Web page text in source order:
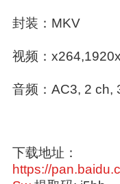
封装：MKV
视频：
音频：AC3, 2 ch,
下载地址：
https://